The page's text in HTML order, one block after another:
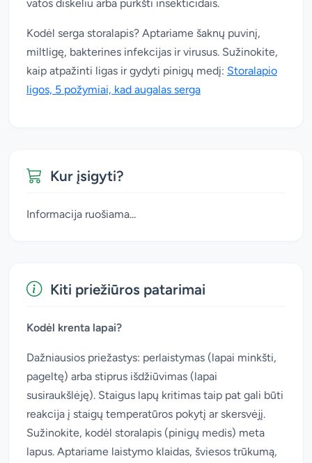
vatos diskeliu arba purkšti insekticidais.
Kodėl serga storalapis? Aptariame šaknų puvinį,
miltligę, bakterines infekcijas ir virusus. Sužinokite,
kaip atpažinti ligas ir gydyti pinigų medį: Storalapio
ligos, 5 požymiai, kad augalas serga
Kur įsigyti?
Informacija ruošiama...
Kiti priežiūros patarimai
Kodėl krenta lapai?
Dažniausios priežastys: perlaistymas (lapai minkšti,
pageltę) arba stiprus išdžiūvimas (lapai
susiraukšlėję). Staigus lapų kritimas taip pat gali būti
reakcija į staigų temperatūros pokytį ar skersvėjį.
Sužinokite, kodėl storalapis (pinigų medis) meta
lapus. Aptariame laistymo klaidas, šviesos trūkumą,